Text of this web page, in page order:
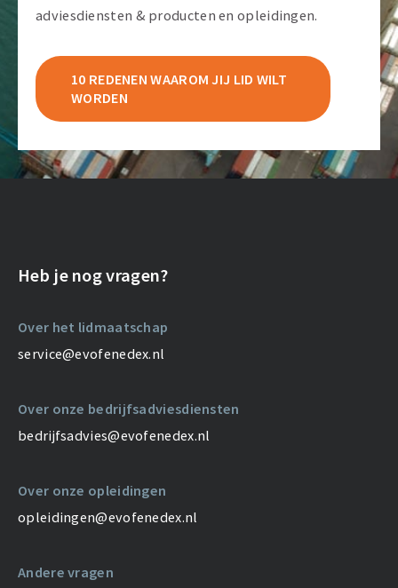
adviesdiensten & producten en opleidingen.
10 REDENEN WAAROM JIJ LID WILT
WORDEN
Heb je nog vragen?
Over het lidmaatschap
service@evofenedex.nl
Over onze bedrijfsadviesdiensten
bedrijfsadvies@evofenedex.nl
Over onze opleidingen
opleidingen@evofenedex.nl
Andere vragen